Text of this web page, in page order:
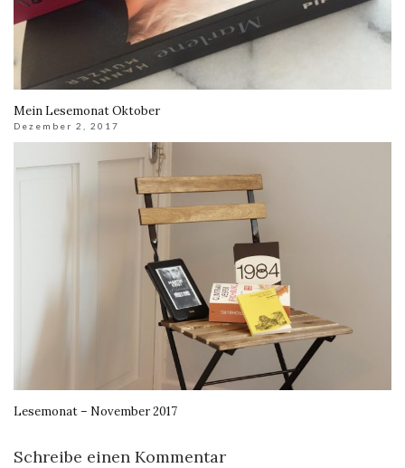
Mein Lesemonat Oktober
Dezember 2, 2017
Lesemonat – November 2017
Schreibe einen Kommentar